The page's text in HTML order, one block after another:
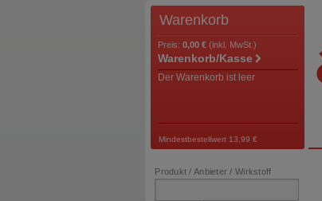
Warenkorb
Preis: 0,00 € (inkl. MwSt.)
Warenkorb/Kasse
Der Warenkorb ist leer
Mindestbestellwert 13,99 €
Produkt / Anbieter / Wirkstoff